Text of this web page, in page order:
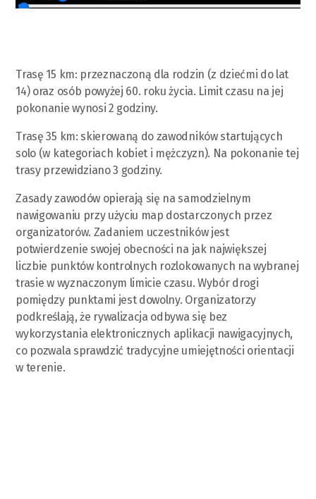
Trasę 15 km: przeznaczoną dla rodzin (z dziećmi do lat
14) oraz osób powyżej 60. roku życia. Limit czasu na jej
pokonanie wynosi 2 godziny.
Trasę 35 km: skierowaną do zawodników startujących
solo (w kategoriach kobiet i mężczyzn). Na pokonanie tej
trasy przewidziano 3 godziny.
Zasady zawodów opierają się na samodzielnym
nawigowaniu przy użyciu map dostarczonych przez
organizatorów. Zadaniem uczestników jest
potwierdzenie swojej obecności na jak największej
liczbie punktów kontrolnych rozlokowanych na wybranej
trasie w wyznaczonym limicie czasu. Wybór drogi
pomiędzy punktami jest dowolny. Organizatorzy
podkreślają, że rywalizacja odbywa się bez
wykorzystania elektronicznych aplikacji nawigacyjnych,
co pozwala sprawdzić tradycyjne umiejętności orientacji
w terenie.